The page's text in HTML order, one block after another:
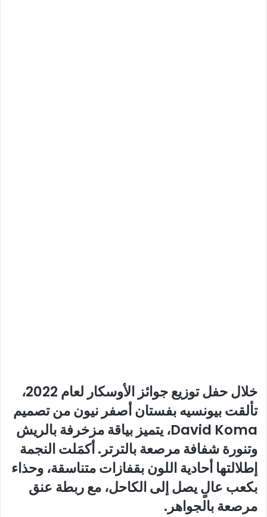
خلال حفل توزيع جوائز الأوسكار لعام 2022،
تألقت بيونسيه بفستان أصفر نيون من تصميم
David Koma، يتميز بياقة مزخرفة بالريش
وتنورة شفافة مرصعة بالترتر. أكمَلت النجمة
إطلالتها أحادية اللون بقفازات متناسقة، وحذاء
بكعب عالٍ يصل إلى الكاحل، مع ربطة عنق
مرصعة بالجواهر.